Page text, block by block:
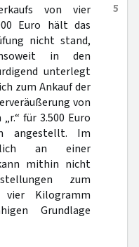
5
von vier
Euro hält das
nicht stand,
in den
unterlegt
zum Ankauf der
von
für 3.500 Euro
angestellt. Im
an einer
mithin nicht
zum
vier Kilogramm
Grundlage